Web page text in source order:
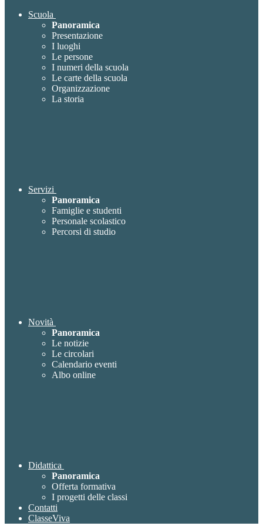
Scuola
Panoramica
Presentazione
I luoghi
Le persone
I numeri della scuola
Le carte della scuola
Organizzazione
La storia
Servizi
Panoramica
Famiglie e studenti
Personale scolastico
Percorsi di studio
Novità
Panoramica
Le notizie
Le circolari
Calendario eventi
Albo online
Didattica
Panoramica
Offerta formativa
I progetti delle classi
Contatti
ClasseViva